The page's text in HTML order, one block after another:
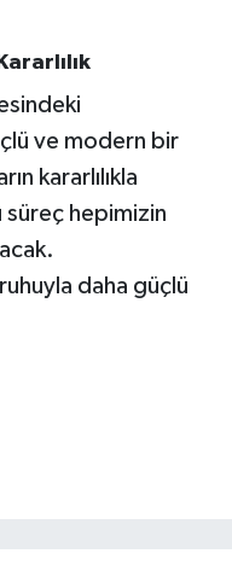
ve modern bir
kararlılıkla
hepimizin
daha güçlü